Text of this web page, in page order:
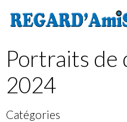
Portraits de
2024
Catégories